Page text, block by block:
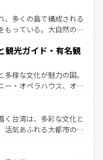
ピング、エンターテイ
ットだ。一方、アメリカ
ドキャニオンやイエロー
美食が融合した独特の
地域で異なる魅力を楽
史を感じることができ
列車の旅も、アメリカ
、多くの島で構成される
もっている。大自然の神
観光地といえばオアフ
ウイ島やカウアイ島が
く海をはじめ、豊かな
ロハスピリット」と呼ば
ワイアンミュージッ
べてがハワイの魅力を彩
と感動が待っているハ
観光ガイド・有名観
様な文化が魅力の国。
ー・オペラハウス、オー
ウルル（エアーズロッ
やケアンズの熱帯雨林な
カフェやワイン、オージ
り、サーフィンやダイ
く台湾は、多彩な文化と
活気あふれる大都市の台
東部など、都市の喧騒